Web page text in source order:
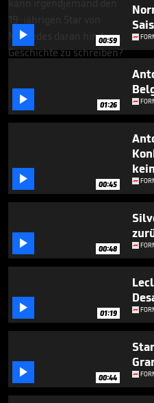
seconds
 00:59
 01:26
 00:45
 00:48
 01:19
 00:44